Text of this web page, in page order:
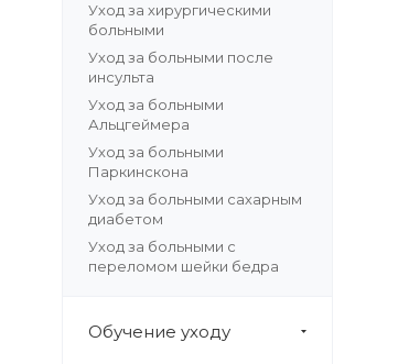
Уход за хирургическими
больными
Уход за больными после
инсульта
Уход за больными
Альцгеймера
Уход за больными
Паркинскона
Уход за больными сахарным
диабетом
Уход за больными с
переломом шейки бедра
Обучение уходу